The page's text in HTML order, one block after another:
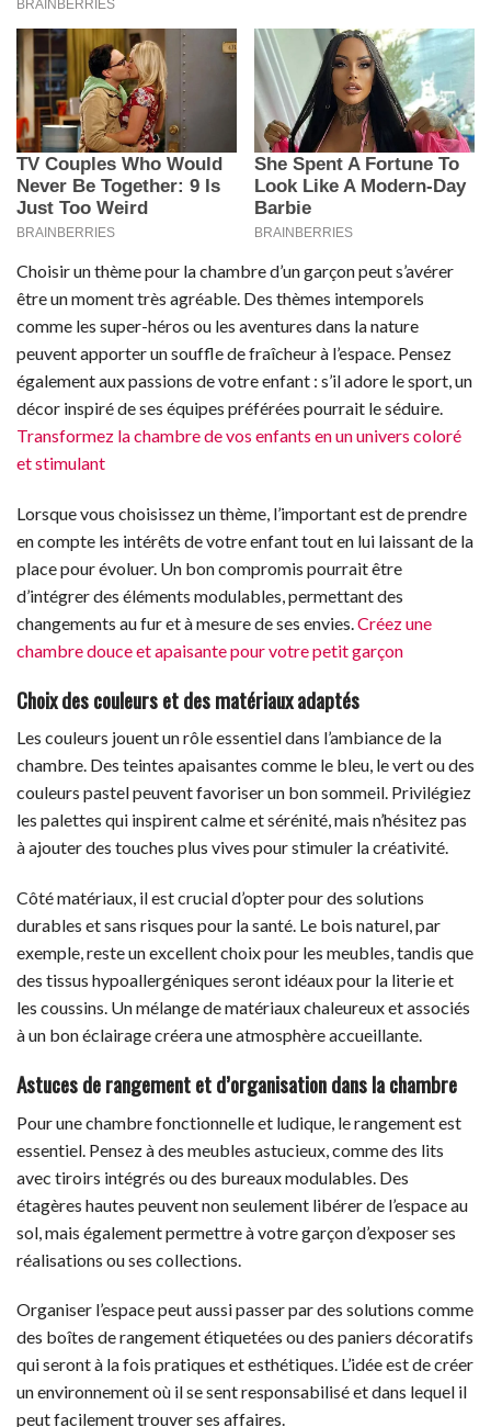
Choisir un thème pour la chambre d’un garçon peut s’avérer
être un moment très agréable. Des thèmes intemporels
comme les super-héros ou les aventures dans la nature
peuvent apporter un souffle de fraîcheur à l’espace. Pensez
également aux passions de votre enfant : s’il adore le sport, un
décor inspiré de ses équipes préférées pourrait le séduire.
Transformez la chambre de vos enfants en un univers coloré
et stimulant
Lorsque vous choisissez un thème, l’important est de prendre
en compte les intérêts de votre enfant tout en lui laissant de la
place pour évoluer. Un bon compromis pourrait être
d’intégrer des éléments modulables, permettant des
changements au fur et à mesure de ses envies.Créez une
chambre douce et apaisante pour votre petit garçon
Choix des couleurs et des matériaux adaptés
Les couleurs jouent un rôle essentiel dans l’ambiance de la
chambre. Des teintes apaisantes comme le bleu, le vert ou des
couleurs pastel peuvent favoriser un bon sommeil. Privilégiez
les palettes qui inspirent calme et sérénité, mais n’hésitez pas
à ajouter des touches plus vives pour stimuler la créativité.
Côté matériaux, il est crucial d’opter pour des solutions
durables et sans risques pour la santé. Le bois naturel, par
exemple, reste un excellent choix pour les meubles, tandis que
des tissus hypoallergéniques seront idéaux pour la literie et
les coussins. Un mélange de matériaux chaleureux et associés
à un bon éclairage créera une atmosphère accueillante.
Astuces de rangement et d’organisation dans la chambre
Pour une chambre fonctionnelle et ludique, le rangement est
essentiel. Pensez à des meubles astucieux, comme des lits
avec tiroirs intégrés ou des bureaux modulables. Des
étagères hautes peuvent non seulement libérer de l’espace au
sol, mais également permettre à votre garçon d’exposer ses
réalisations ou ses collections.
Organiser l’espace peut aussi passer par des solutions comme
des boîtes de rangement étiquetées ou des paniers décoratifs
qui seront à la fois pratiques et esthétiques. L’idée est de créer
un environnement où il se sent responsabilisé et dans lequel il
peut facilement trouver ses affaires.